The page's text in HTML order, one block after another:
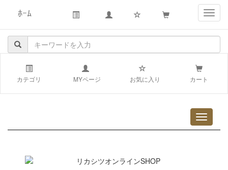
ﾎｰﾑ
カテゴリ MYページ お気に入り カート